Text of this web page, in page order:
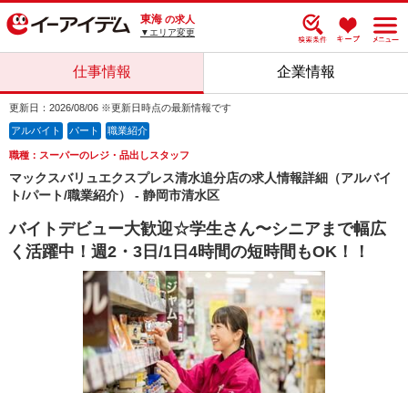
東海 の求人
▼エリア変更
仕事情報 企業情報
更新日：2026/08/06 ※更新日時点の最新情報です
アルバイト パート 職業紹介
職種：スーパーのレジ・品出しスタッフ
マックスバリュエクスプレス清水追分店の求人情報詳細（アルバイ
ト/パート/職業紹介） - 静岡市清水区
バイトデビュー大歓迎☆学生さん〜シニアまで幅広
く活躍中！週2・3日/1日4時間の短時間もOK！！